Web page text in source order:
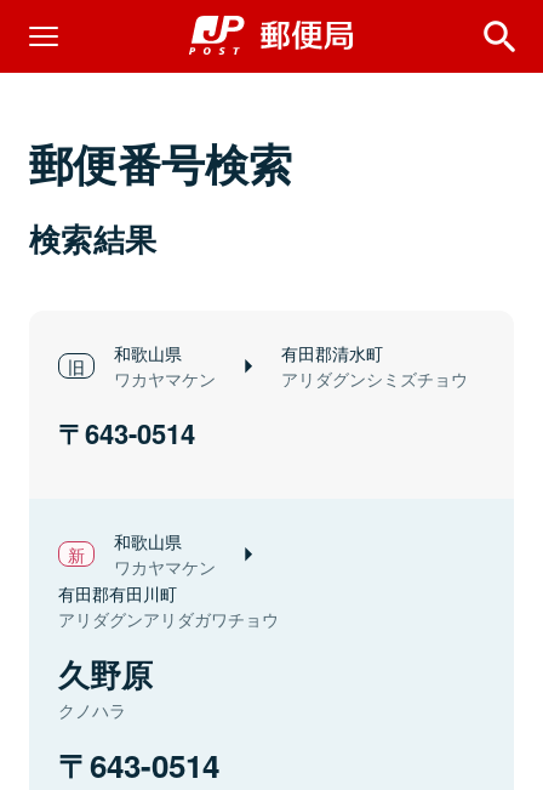
郵便番号検索
検索結果
和歌山県
ワカヤマケン
有田郡清水町
アリダグンシミズチョウ
643-0514
和歌山県
ワカヤマケン
有田郡有田川町
アリダグンアリダガワチョウ
久野原
クノハラ
643-0514